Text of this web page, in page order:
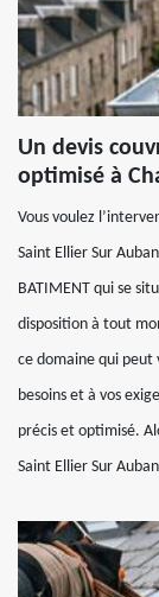
Un devis
optimisé à
Vous voulez
Saint Ellier Sur
BATIMENT qui se
disposition à tout
ce domaine qui peut
besoins et à vos
précis et optimisé.
Saint Ellier Sur